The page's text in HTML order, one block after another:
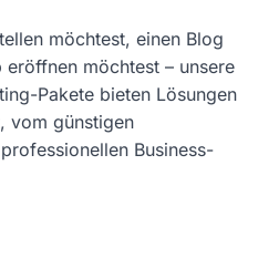
möchtest, einen Blog
möchtest – unsere
Pakete bieten Lösungen
vom günstigen
Business-